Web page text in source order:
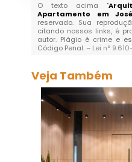
O texto acima "
Apartamento em
reservado. Sua
citando nossos links, é
autor. Plágio é crime e
Código Penal. – Lei n°
Veja Também